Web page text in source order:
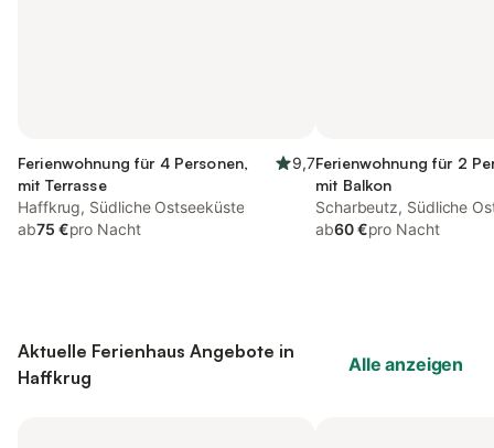
Ferienwohnung für 4 Personen,
mit Terrasse
9,7
Haffkrug, Südliche Ostseeküste
ab75 €pro Nacht
Ferienwohnung für 2
mit Balkon
Scharbeutz, Südliche
ab60 €pro Nacht
Aktuelle Ferienhaus Angebote in
Haffkrug
Alle anzeigen